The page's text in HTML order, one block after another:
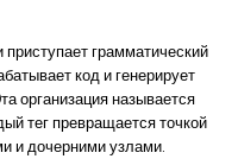
грамматический
код и генерирует
организация называется
тег превращается точкой
и дочерними узлами.